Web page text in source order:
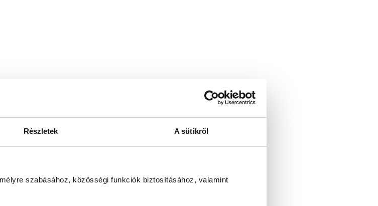
Részletek A sütikről
szabásához, közösségi funkciók biztosításához, valamint